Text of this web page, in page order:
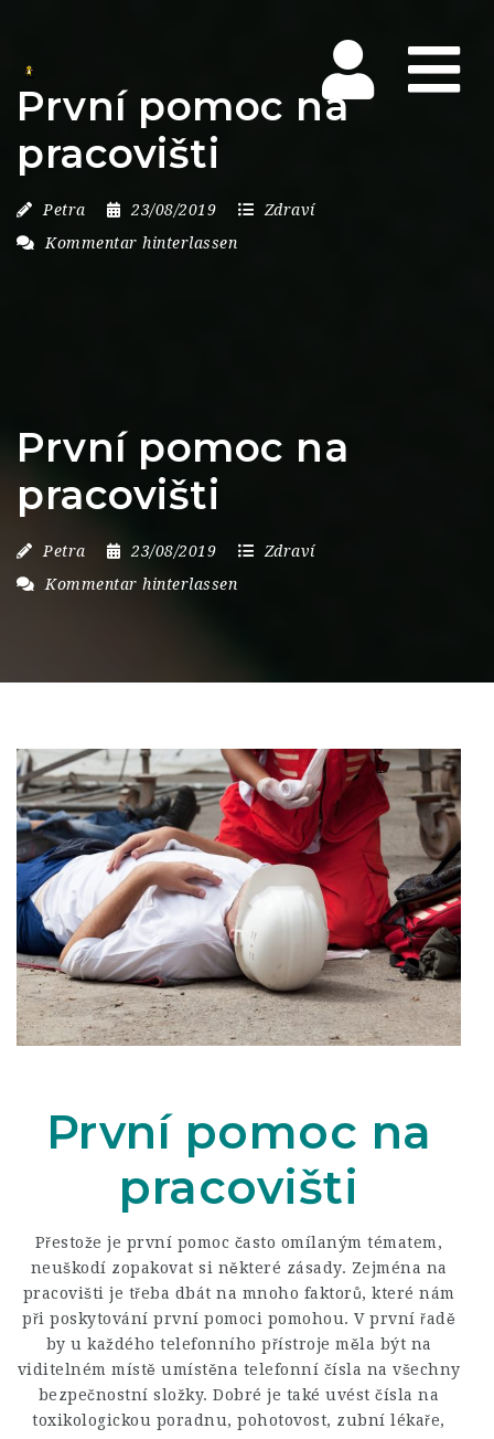
První pomoc na
pracovišti
Petra 23/08/2019
Zdraví
Kommentar hinterlassen
První pomoc na
pracovišti
Petra 23/08/2019
Zdraví
Kommentar hinterlassen
První pomoc na
pracovišti
Přestože je první pomoc často omílaným tématem,
neuškodí zopakovat si některé zásady. Zejména na
pracovišti je třeba dbát na mnoho faktorů, které nám
při poskytování první pomoci pomohou. V první řadě
by u každého telefonního přístroje měla být na
viditelném místě umístěna telefonní čísla na všechny
bezpečnostní složky. Dobré je také uvést čísla na
toxikologickou poradnu, pohotovost, zubní lékaře,